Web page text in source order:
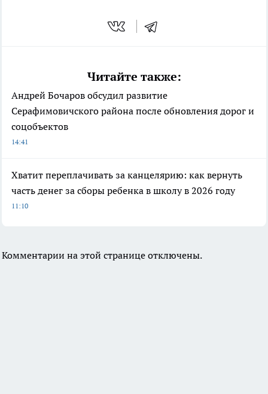
Читайте также:
Андрей Бочаров обсудил развитие
Серафимовичского района после обновления дорог и
соцобъектов
14:41
Хватит переплачивать за канцелярию: как вернуть
часть денег за сборы ребенка в школу в 2026 году
11:10
Комментарии на этой странице отключены.